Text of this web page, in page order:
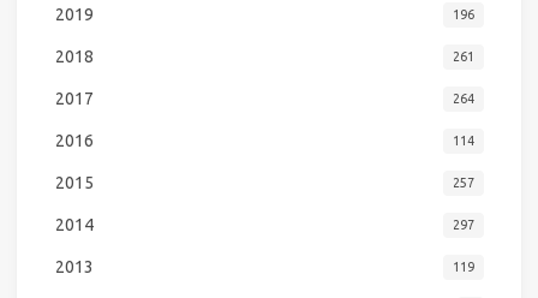
2019 196
2018 261
2017 264
2016 114
2015 257
2014 297
2013 119